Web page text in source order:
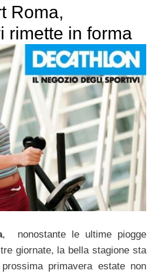
Roma,
rimette in forma
, nonostante le ultime piogge
giornate, la bella stagione sta
primavera estate non